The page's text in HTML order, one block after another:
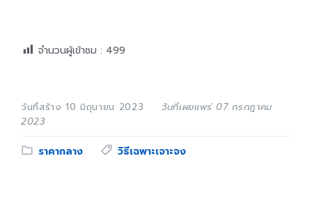
จำนวนผู้เข้าชม : 499
วันที่สร้าง 10 มิถุนายน 2023
วันที่เผยแพร่ 07 กรกฎาคม
2023
Category:
ราคากลาง Tags:
วิธีเฉพาะเจาะจง